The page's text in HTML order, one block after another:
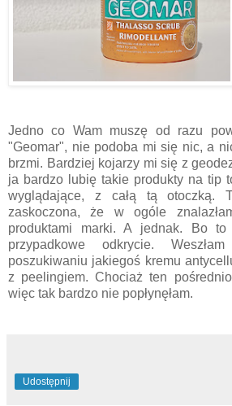
Jedno co Wam muszę od razu
"Geomar", nie podoba mi się nic, a
brzmi. Bardziej kojarzy mi się z
ja bardzo lubię takie produkty na tip
wyglądające, z całą tą otoczką.
zaskoczona, że w ogóle
produktami marki. A jednak. Bo
przypadkowe odkrycie.
poszukiwaniu jakiegoś kremu
z peelingiem. Chociaż ten
więc tak bardzo nie popłynęłam.
Udostępnij